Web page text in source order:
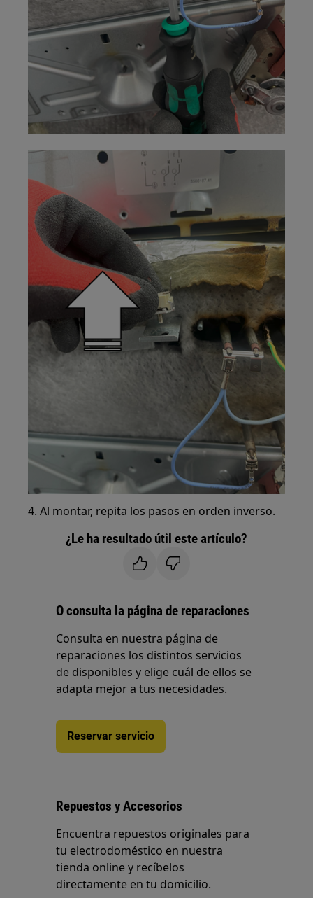
4. Al montar, repita los pasos en orden inverso.
¿Le ha resultado útil este artículo?
O consulta la página de reparaciones
Consulta en nuestra página de
reparaciones los distintos servicios
de disponibles y elige cuál de ellos se
adapta mejor a tus necesidades.
Reservar servicio
Repuestos y Accesorios
Encuentra repuestos originales para
tu electrodoméstico en nuestra
tienda online y recíbelos
directamente en tu domicilio.